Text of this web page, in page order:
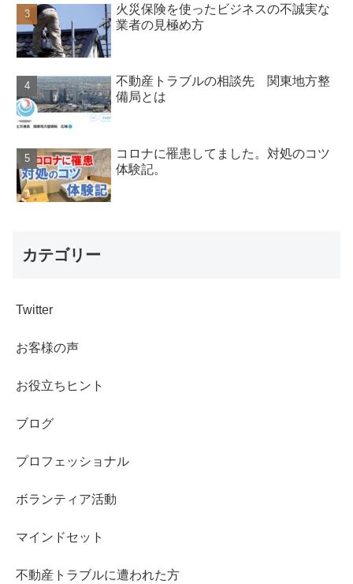
火災保険を使ったビジネスの不誠実な
業者の見極め方
不動産トラブルの相談先 関東地方整
備局とは
コロナに罹患してました。対処のコツ
体験記。
カテゴリー
Twitter
お客様の声
お役立ちヒント
ブログ
プロフェッショナル
ボランティア活動
マインドセット
不動産トラブルに遭われた方